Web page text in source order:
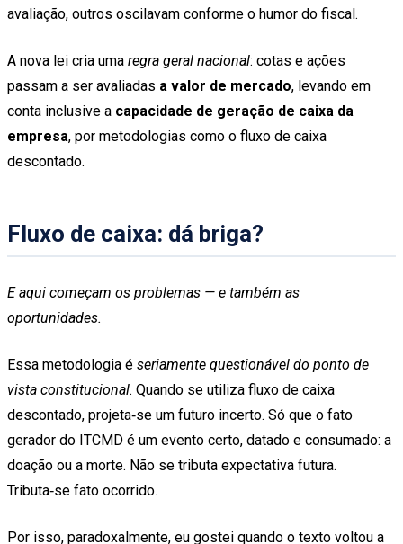
avaliação, outros oscilavam conforme o humor do fiscal.
A nova lei cria uma regra geral nacional: cotas e ações
passam a ser avaliadas a valor de mercado, levando em
conta inclusive a capacidade de geração de caixa da
empresa, por metodologias como o fluxo de caixa
descontado.
Fluxo de caixa: dá briga?
E aqui começam os problemas — e também as
oportunidades.
Essa metodologia é seriamente questionável do ponto de
vista constitucional. Quando se utiliza fluxo de caixa
descontado, projeta‑se um futuro incerto. Só que o fato
gerador do ITCMD é um evento certo, datado e consumado: a
doação ou a morte. Não se tributa expectativa futura.
Tributa‑se fato ocorrido.
Por isso, paradoxalmente, eu gostei quando o texto voltou a